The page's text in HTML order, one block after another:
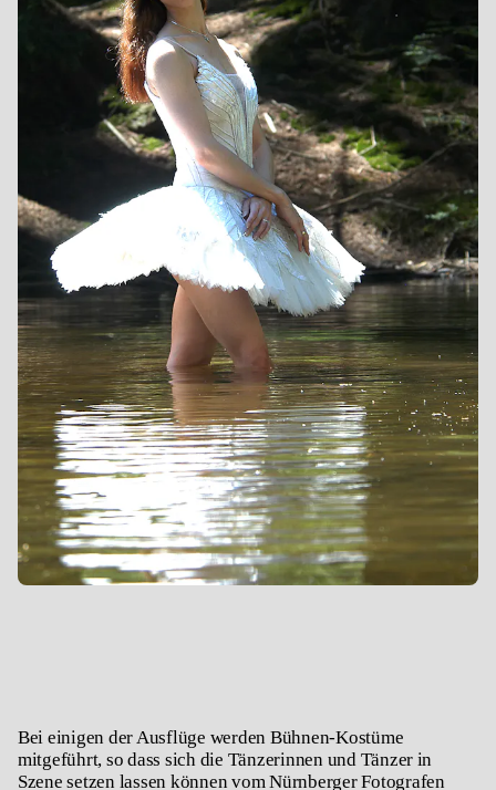
Bei einigen der Ausflüge werden Bühnen-Kostüme
mitgeführt, so dass sich die Tänzerinnen und Tänzer in
Szene setzen lassen können vom Nürnberger Fotografen